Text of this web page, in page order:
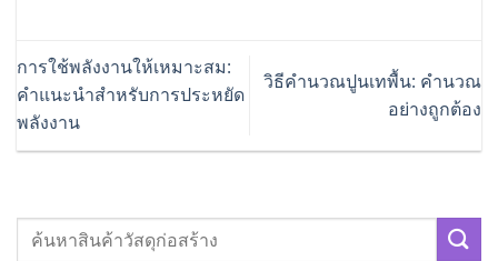
การใช้พลังงานให้เหมาะสม:
คำแนะนำสำหรับการประหยัด
พลังงาน
วิธีคำนวณปูนเทพื้น: คำนวณ
อย่างถูกต้อง